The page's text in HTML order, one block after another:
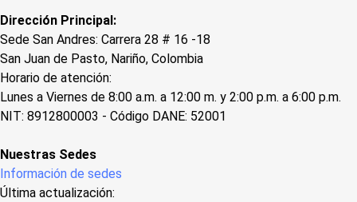
Dirección Principal:
Sede San Andres: Carrera 28 # 16 -18
San Juan de Pasto, Nariño, Colombia
Horario de atención:
Lunes a Viernes de 8:00 a.m. a 12:00 m. y 2:00 p.m. a 6:00 p.m.
NIT: 8912800003 - Código DANE: 52001
Nuestras Sedes
Información de sedes
Última actualización: